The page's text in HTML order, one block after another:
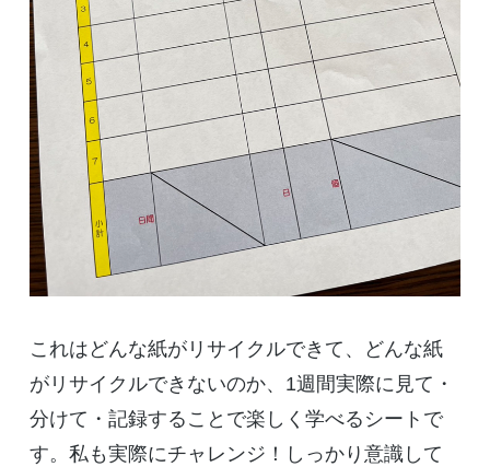
これはどんな紙がリサイクルできて、どんな紙
がリサイクルできないのか、 1週間実際に見て・
分けて・記録することで楽しく学べるシートで
す。私も実際にチャレンジ！しっかり意識して